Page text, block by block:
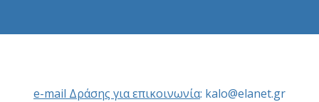
e-mail Δράσης για επικοινωνία: kalo@elanet.gr